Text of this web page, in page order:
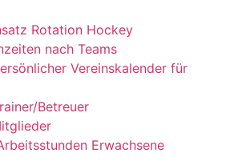
Rotation Hockey
nach Teams
Vereinskalender für
Betreuer
Erwachsene